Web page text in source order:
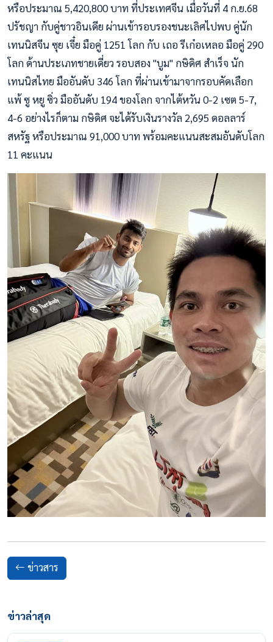
หรือประมาณ 5,420,800 บาท ที่ประเทศจีน เมื่อวันที่ 4 ก.ย.68
ปรัชญา กับคู่ชาวอินเดีย ผ่านเข้ารอบรองชนะเลิศไปพบ คู่นัก
เทนนิสจีน ซุย เจี๋ย มือคู่ 1251 โลก กับ เถอ รีเก๋อเหลอ มือคู่ 290
โลก ด้านประเภทชายเดี่ยว รอบสอง "บูม" กษิดิศ สำเร็จ นัก
เทนนิสไทย มืออันดับ 346 โลก ที่ผ่านเข้ามาจากรอบคัดเลือก
แพ้ ซู หยู ซิ่ว มืออันดับ 194 ของโลก จากไต้หวัน 0-2 เซต 5-7,
4-6 อย่างไรก็ตาม กษิดิศ จะได้รับเงินรางวัล 2,695 ดอลลาร์
สหรัฐ หรือประมาณ 91,000 บาท พร้อมคะแนนสะสมอันดับโลก
11 คะแนน
ข่าวสาร
ข่าวล่าสุด